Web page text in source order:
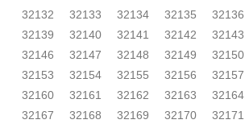
32132
32133 32134 32135 32136
32139
32140 32141 32142 32143
32146
32147 32148 32149 32150
32153
32154 32155 32156 32157
32160
32161 32162 32163 32164
32167
32168 32169 32170 32171